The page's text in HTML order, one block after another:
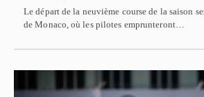
Le départ de la neuvième course de la saison
de Monaco, où les pilotes emprunteront…